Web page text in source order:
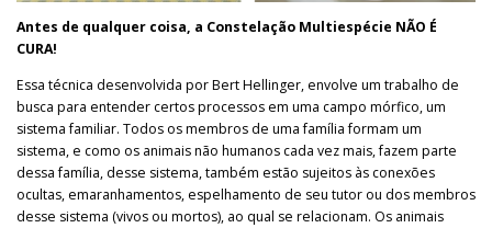
Antes de qualquer coisa, a Constelação Multiespécie NÃO É
CURA!
Essa técnica desenvolvida por Bert Hellinger, envolve um trabalho de
busca para entender certos processos em uma campo mórfico, um
sistema familiar. Todos os membros de uma família formam um
sistema, e como os animais não humanos cada vez mais, fazem parte
dessa família, desse sistema, também estão sujeitos às conexões
ocultas, emaranhamentos, espelhamento de seu tutor ou dos membros
desse sistema (vivos ou mortos), ao qual se relacionam. Os animais